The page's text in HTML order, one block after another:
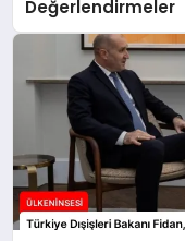
Değerlendirmeler